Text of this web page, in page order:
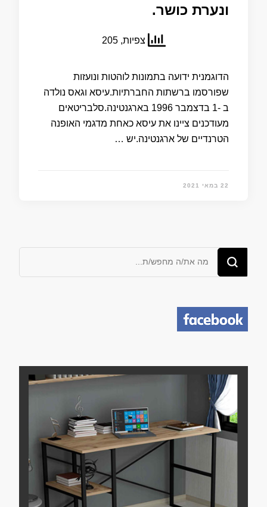
ונערת כושר.
צפיות, 205
הדוגמנית ידועה בתמונות לוהטות ונועזות
שפורסמו ברשתות החברתיות.עיסא וגאס נולדה
ב -1 בדצמבר 1996 בארגנטינה.סלבריטאים
מעודכנים ציינו את עיסא כאחת מדגמי האופנה
הטרנדיים של ארגנטינה.יש …
22 במאי 2021
מחפש/ת
משהו?